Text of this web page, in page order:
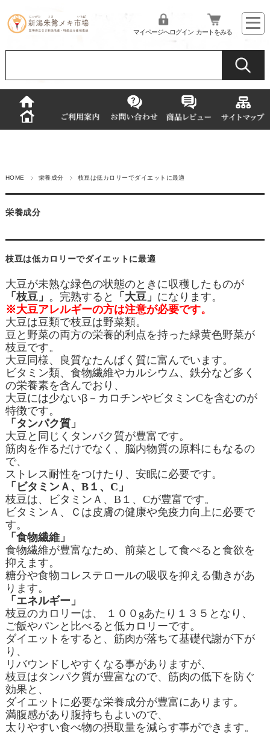
マイページへログイン カートをみる
HOME 栄養成分 枝豆は低カロリーでダイエットに最適
栄養成分
枝豆は低カロリーでダイエットに最適
大豆が未熟な緑色の状態のときに収穫したものが
「枝豆」 。完熟すると 「大豆」 になります。
※大豆アレルギーの方は注意が必要です。
大豆は豆類で枝豆は野菜類。
豆と野菜の両方の栄養的利点を持った緑黄色野菜が
枝豆です。
大豆同様、良質なたんぱく質に富んでいます。
ビタミン類、食物繊維やカルシウム、鉄分など多く
の栄養素を含んでおり、
大豆には少ないβ－カロチンやビタミンCを含むのが
特徴です。
「タンパク質」
大豆と同じくタンパク質が豊富です。
筋肉を作るだけでなく、脳内物質の原料にもなるの
で、
ストレス耐性をつけたり、安眠に必要です。
「ビタミンＡ、 B１、 C 」
枝豆は、ビタミンＡ、 B １、 Cが豊富です。
ビタミンＡ、Ｃは皮膚の健康や免疫力向上に必要で
す。
「食物繊維」
食物繊維が豊富なため、前菜として食べると食欲を
抑えます。
糖分や食物コレステロールの吸収を抑える働きがあ
ります。
「エネルギー」
枝豆のカロリーは、
１００ gあたり１３５となり、
ご飯やパンと比べると低カロリーです。
ダイエットをすると、筋肉が落ちて基礎代謝が下が
り、
リバウンドしやすくなる事がありますが、
枝豆はタンパク質が豊富なので、筋肉の低下を防ぐ
効果と、
ダイエットに必要な栄養成分が豊富にあります。
満腹感があり腹持ちもよいので、
太りやすい食べ物の摂取量を減らす事ができます。